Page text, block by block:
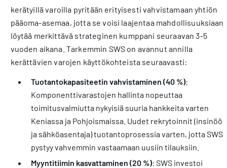
kerätyillä varoilla pyritään erityisesti vahvistamaan yhtiön
pääoma-asemaa, jotta se voisi laajentaa mahdollisuuksiaan
löytää merkittävä strateginen kumppani seuraavan 3-5
vuoden aikana. Tarkemmin SWS on avannut annilla
kerättävien varojen käyttökohteista seuraavasti:
Tuotantokapasiteetin vahvistaminen (40 %):
Komponenttivarastojen hallinta nopeuttaa
toimitusvalmiutta nykyisiä suuria hankkeita varten
Keniassa ja Pohjoismaissa. Uudet rekrytoinnit (insinööri
ja sähköasentaja) tuotantoprosessia varten, jotta SWS
pystyy vahvemmin vastaamaan uusiin tilauksiin.
Myyntitiimin kasvattaminen (20 %): SWS investoi